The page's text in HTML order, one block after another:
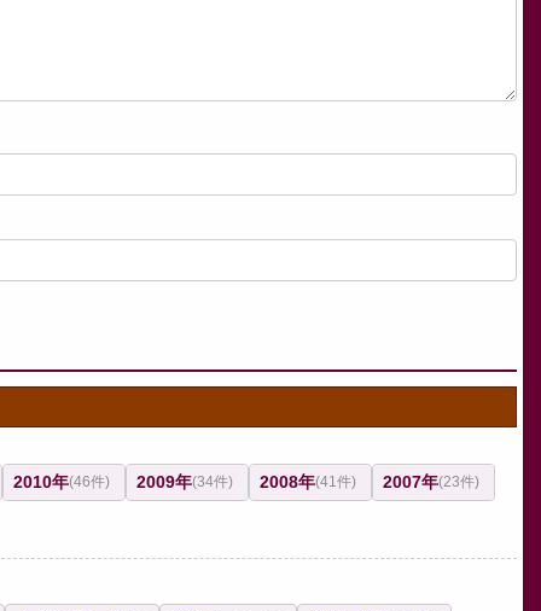
2010年(46件) 2009年(34件) 2008年(41件) 2007年(23件)